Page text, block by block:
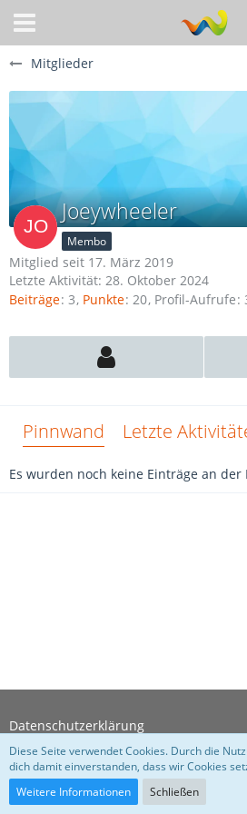
Mitglieder
Joeywheeler
Membo
Mitglied seit 17. März 2019
Letzte Aktivität: 28. Oktober 2024
Beiträge 3 Punkte 20 Profil-Aufrufe
Pinnwand Letzte
Es wurden noch keine Einträge an der
Datenschutzerklärung
Community-Software:
Diese Seite verwendet Cookies. Durch die
dich damit einverstanden, dass wir Cookies
Weitere Informationen
Schließen